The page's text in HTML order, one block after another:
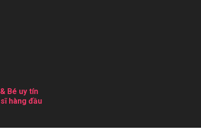
Bé uy tín
hàng đầu